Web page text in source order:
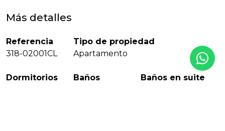
Más detalles
Referencia
318-02001CL
Tipo de propiedad
Apartamento
Dormitorios
Baños
Baños en suite